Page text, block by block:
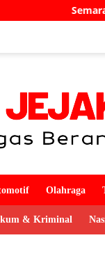
HUT ke-81 RI,
Olahraga
& Kriminal